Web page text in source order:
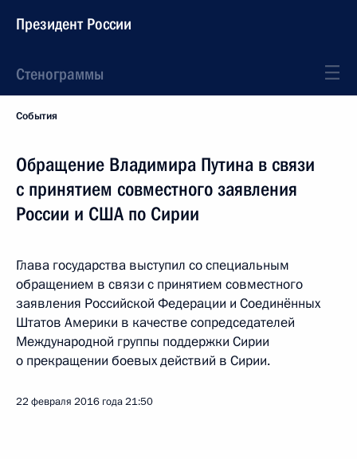
Президент России
Стенограммы
События
Обращение Владимира Путина в связи
с принятием совместного заявления
России и США по Сирии
Глава государства выступил со специальным
обращением в связи с принятием совместного
заявления Российской Федерации и Соединённых
Штатов Америки в качестве сопредседателей
Международной группы поддержки Сирии
о прекращении боевых действий в Сирии.
22 февраля 2016 года21:50